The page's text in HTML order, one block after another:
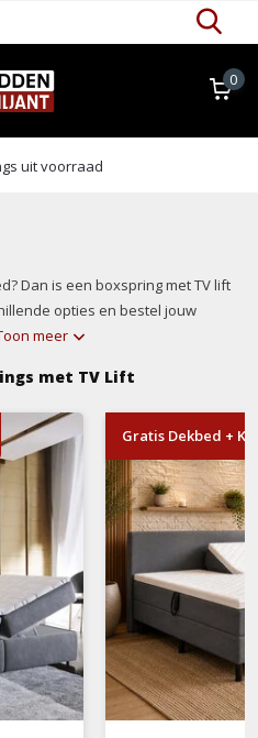
0
5 werkdagen
Dan is een boxspring met TV lift
opties en bestel jouw
meer
met TV Lift
Gratis Dekbed +